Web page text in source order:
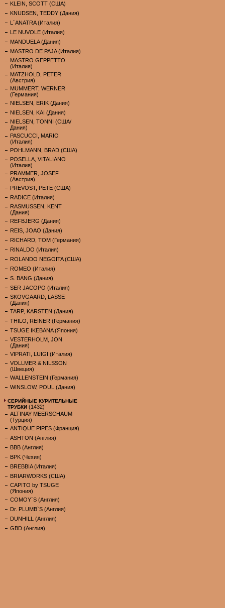
KLEIN, SCOTT (США)
KNUDSEN, TEDDY (Дания)
L`ANATRA (Италия)
LE NUVOLE (Италия)
MANDUELA (Дания)
MASTRO DE PAJA (Италия)
MASTRO GEPPETTO
(Италия)
MATZHOLD, PETER
(Австрия)
MUMMERT, WERNER
(Германия)
NIELSEN, ERIK (Дания)
NIELSEN, KAI (Дания)
NIELSEN, TONNI (США/
Дания)
PASCUCCI, MARIO
(Италия)
POHLMANN, BRAD (США)
POSELLA, VITALIANO
(Италия)
PRAMMER, JOSEF
(Австрия)
PREVOST, PETE (США)
RADICE (Италия)
RASMUSSEN, KENT
(Дания)
REFBJERG (Дания)
REIS, JOAO (Дания)
RICHARD, TOM (Германия)
RINALDO (Италия)
ROLANDO NEGOITA (США)
ROMEO (Италия)
S. BANG (Дания)
SER JACOPO (Италия)
SKOVGAARD, LASSE
(Дания)
TARP, KARSTEN (Дания)
THILO, REINER (Германия)
TSUGE IKEBANA (Япония)
VESTERHOLM, JON
(Дания)
VIPRATI, LUIGI (Италия)
VOLLMER & NILSSON
(Швеция)
WALLENSTEIN (Германия)
WINSLOW, POUL (Дания)
СЕРИЙНЫЕ КУРИТЕЛЬНЫЕ
ТРУБКИ (1432)
ALTINAY MEERSCHAUM
(Турция)
ANTIQUE PIPES (Франция)
ASHTON (Англия)
BBB (Англия)
BPK (Чехия)
BREBBIA (Италия)
BRIARWORKS (США)
CAPITO by TSUGE
(Япония)
COMOY`S (Англия)
Dr. PLUMB`S (Англия)
DUNHILL (Англия)
GBD (Англия)